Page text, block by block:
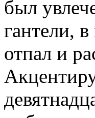
был
гантели,
отпал и